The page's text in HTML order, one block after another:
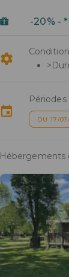
-20% -
DU 17/
Hébergements